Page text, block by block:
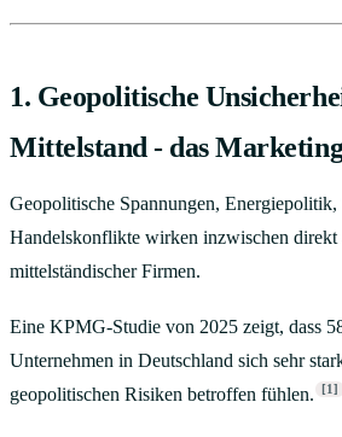
1. Geopolitische
Mittelstand - das
Geopolitische Spannungen, Energiepolitik,
Handelskonflikte wirken inzwischen
mittelständischer Firmen.
Eine KPMG-Studie von 2025 zeigt, dass
Unternehmen in Deutschland sich sehr
geopolitischen Risiken betroffen fühlen. [1]